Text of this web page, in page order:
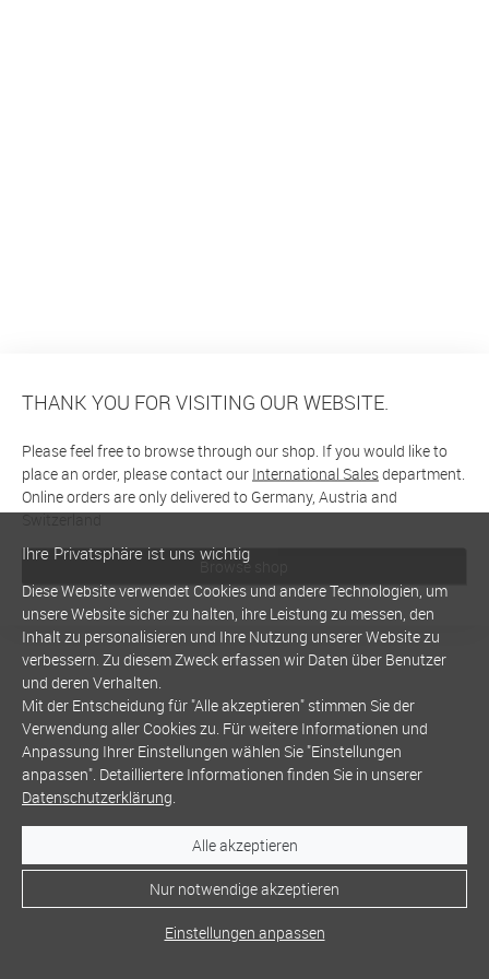
THANK YOU FOR VISITING OUR WEBSITE.
Please feel free to browse through our shop. If you would like to
place an order, please contact our International Salesdepartment.
Online orders are only delivered to Germany, Austria and
Switzerland
Browse shop
Ihre Privatsphäre ist uns wichtig
Diese Website verwendet Cookies und andere Technologien, um
unsere Website sicher zu halten, ihre Leistung zu messen, den
Inhalt zu personalisieren und Ihre Nutzung unserer Website zu
verbessern. Zu diesem Zweck erfassen wir Daten über Benutzer
und deren Verhalten.
Mit der Entscheidung für "Alle akzeptieren" stimmen Sie der
Verwendung aller Cookies zu. Für weitere Informationen und
Anpassung Ihrer Einstellungen wählen Sie "Einstellungen
anpassen". Detailliertere Informationen finden Sie in unserer
Datenschutzerklärung.
Alle akzeptieren
Nur notwendige akzeptieren
Einstellungen anpassen